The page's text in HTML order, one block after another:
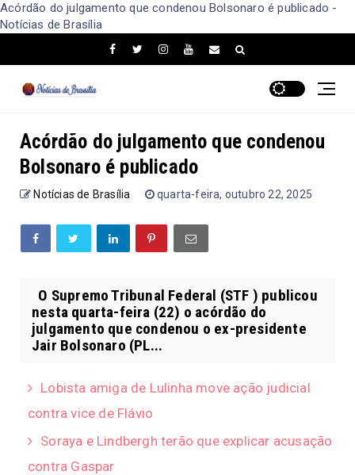
Acórdão do julgamento que condenou Bolsonaro é publicado -
Notícias de Brasília
Acórdão do julgamento que condenou
Bolsonaro é publicado
Notícias de Brasília quarta-feira, outubro 22, 2025
O Supremo Tribunal Federal (STF ) publicou
nesta quarta-feira (22) o acórdão do
julgamento que condenou o ex-presidente
Jair Bolsonaro (PL...
Lobista amiga de Lulinha move ação judicial
contra vice de Flávio
Soraya e Lindbergh terão que explicar acusação
contra Gaspar